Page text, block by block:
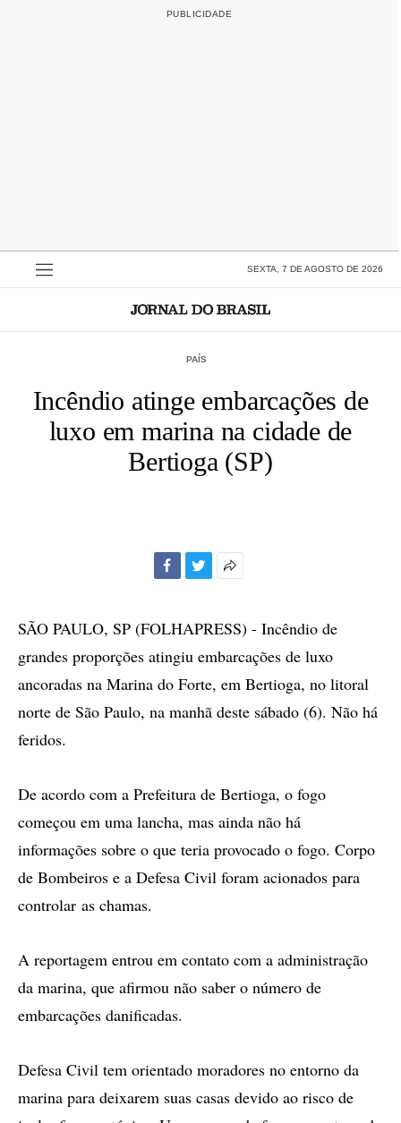
SEXTA, 7 DE AGOSTO DE 2026
PAÍS
Incêndio atinge embarcações de
luxo em marina na cidade de
Bertioga (SP)
compartilhamento
SÃO PAULO, SP (FOLHAPRESS) - Incêndio de
grandes proporções atingiu embarcações de luxo
ancoradas na Marina do Forte, em Bertioga, no litoral
norte de São Paulo, na manhã deste sábado (6). Não há
feridos.
De acordo com a Prefeitura de Bertioga, o fogo
começou em uma lancha, mas ainda não há
informações sobre o que teria provocado o fogo. Corpo
de Bombeiros e a Defesa Civil foram acionados para
controlar as chamas.
A reportagem entrou em contato com a administração
da marina, que afirmou não saber o número de
embarcações danificadas.
Defesa Civil tem orientado moradores no entorno da
marina para deixarem suas casas devido ao risco de